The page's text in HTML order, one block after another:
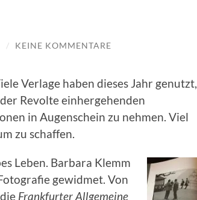
/ KEINE KOMMENTARE
Verlage haben dieses Jahr genutzt,
Revolte einhergehenden
in Augenschein zu nehmen. Viel
zu schaffen.
Leben. Barbara Klemm
gewidmet. Von
Frankfurter Allgemeine